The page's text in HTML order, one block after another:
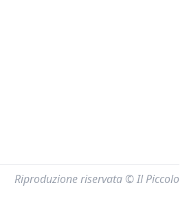
Riproduzione riservata © Il Piccolo